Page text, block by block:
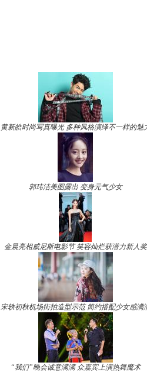
黄新皓时尚写真曝光 多种风格演绎不一样的魅
郭玮洁美图露出 变身元气少女
金晨亮相威尼斯电影节 笑容灿烂获潜力新人奖
宋轶初秋机场街拍造型示范 简约搭配少女感满
“我们”晚会诚意满满 众嘉宾上演热舞魔术